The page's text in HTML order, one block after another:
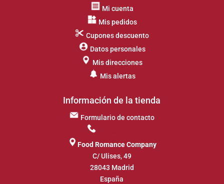
Mi cuenta
Mis pedidos
Cupones descuento
Datos personales
Mis direcciones
Mis alertas
Información de la tienda
Formulario de contacto
Food Romance Company
C/ Ulises, 49
28043 Madrid
España